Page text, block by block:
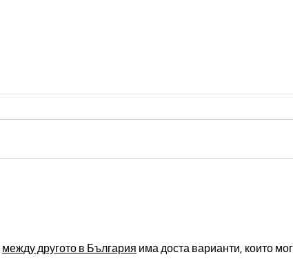
la
между другото в България има доста варианти, които